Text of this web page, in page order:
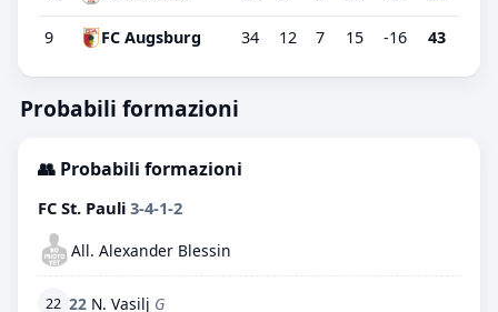
9 FC Augsburg 34 12 7 15 -16 43
Probabili formazioni
👥 Probabili formazioni
FC St. Pauli 3-4-1-2
All. Alexander Blessin
22 22 N. Vasilj G